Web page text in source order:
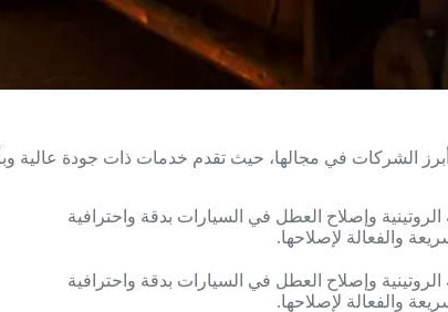
الشركات في مجالها، حيث تقدم خدمات ذات جودة عالية
وإصلاح العطل في السيارات بدقة واحترافية
والفعالة لإصلاحها.
وإصلاح العطل في السيارات بدقة واحترافية
والفعالة لإصلاحها.